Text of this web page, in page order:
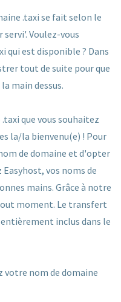
.taxi se fait selon le
Voulez-vous
qui est disponible ? Dans
tout de suite pour que
main dessus.
que vous souhaitez
la/la bienvenu(e) ! Pour
de domaine et d'opter
vos noms de
mains. Grâce à notre
moment. Le transfert
inclus dans le
votre nom de domaine